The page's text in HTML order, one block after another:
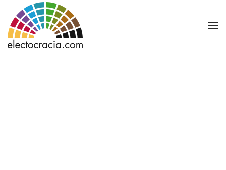
Ir al contenido principal